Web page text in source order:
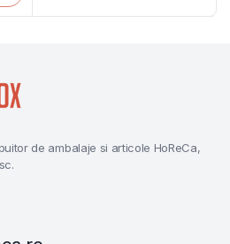
de ambalaje si articole HoReCa,